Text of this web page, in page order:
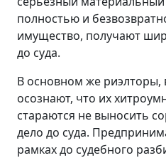
полностью и
имущество, получают
до суда.
В основном же риэлторы,
осознают, что их
стараются не выносить
дело до суда.
рамках до судебного